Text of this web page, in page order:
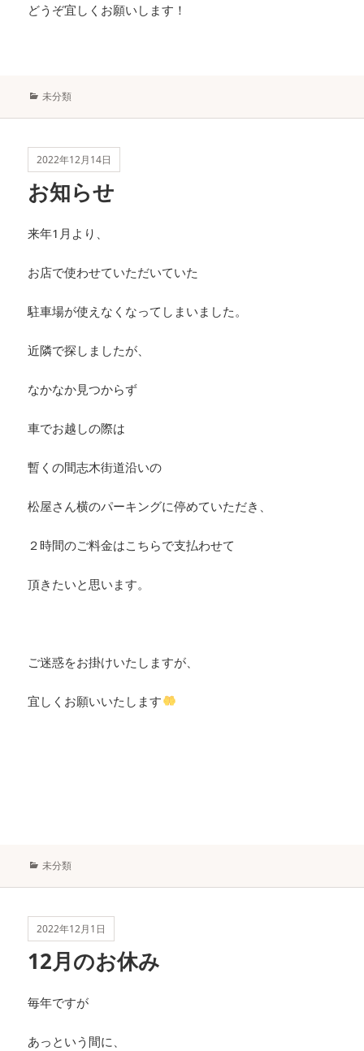
どうぞ宜しくお願いします！
カ
ー
未分類
2022年12月14日
お知らせ
来年1月より、
お店で使わせていただいていた
駐車場が使えなくなってしまいました。
近隣で探しましたが、
なかなか見つからず
車でお越しの際は
暫くの間志木街道沿いの
松屋さん横のパーキングに停めていただき、
２時間のご料金はこちらで支払わせて
頂きたいと思います。
ご迷惑をお掛けいたしますが、
宜しくお願いいたします
カ
ー
未分類
2022年12月1日
12月のお休み
毎年ですが
あっという間に、